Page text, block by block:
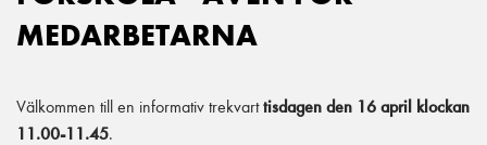
MEDARBETARNA
Välkommen till en informativ trekvarttisdagen den 16 april klockan
11.00-11.45.